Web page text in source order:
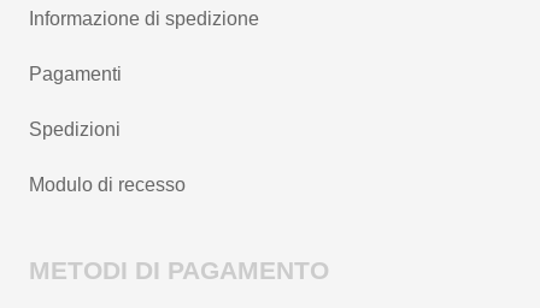
Informazione di spedizione
Pagamenti
Spedizioni
Modulo di recesso
METODI DI PAGAMENTO